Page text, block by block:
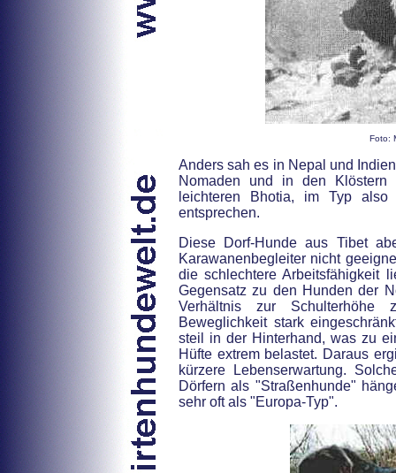
Foto:
Anders sah es in Nepal und
Nomaden und in den
leichteren Bhotia, im Typ
entsprechen.
Diese Dorf-Hunde aus Tibet
Karawanenbegleiter nicht
die schlechtere Arbeitsfähigkeit
Gegensatz zu den Hunden der
Verhältnis zur
Beweglichkeit stark
steil in der Hinterhand, was zu
Hüfte extrem belastet. Daraus
kürzere Lebenserwartung.
Dörfern als "Straßenhunde"
sehr oft als "Europa-Typ".